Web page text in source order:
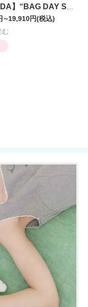
∼19,910円(税込)
む